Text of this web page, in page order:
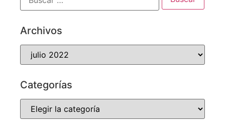
Archivos
Categorías